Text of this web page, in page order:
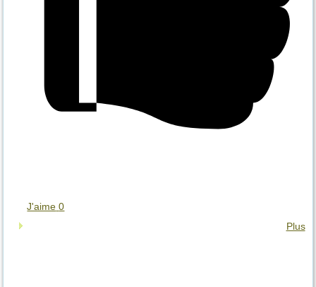
J'aime 0
Plus